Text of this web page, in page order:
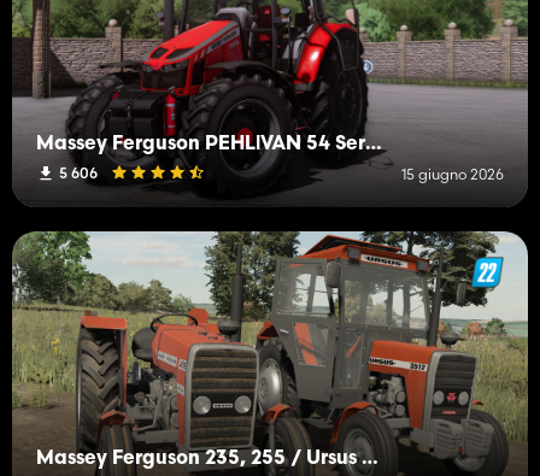
Massey Ferguson PEHLİVAN 54 Series
5 606 15 giugno 2026
Massey Ferguson 235, 255 / Ursus 2812, 3512